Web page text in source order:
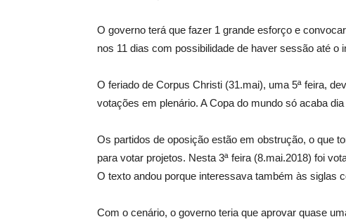
O governo terá que fazer 1 grande esforço e
nos 11 dias com possibilidade de haver sessão até o
O feriado de Corpus Christi (31.mai), uma 5ª feira,
votações em plenário. A Copa do mundo só acaba dia
Os partidos de oposição estão em obstrução, o que
para votar projetos. Nesta 3ª feira (8.mai.2018) foi
O texto andou porque interessava também às siglas
Com o cenário, o governo teria que aprovar quase